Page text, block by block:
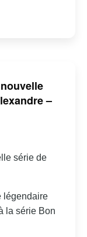
–
série de
légendaire
la série Bon